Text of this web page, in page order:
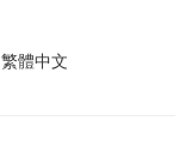
繁體中文